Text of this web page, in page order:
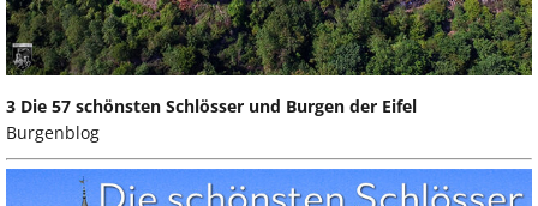
3 Die 57 schönsten Schlösser und Burgen der Eifel
Burgenblog